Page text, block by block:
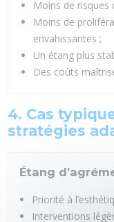
Moins de risques
Moins de
envahissantes ;
Un étang plus
Des coûts
4. Cas
stratégies
Étang
Priorité à
Interventions